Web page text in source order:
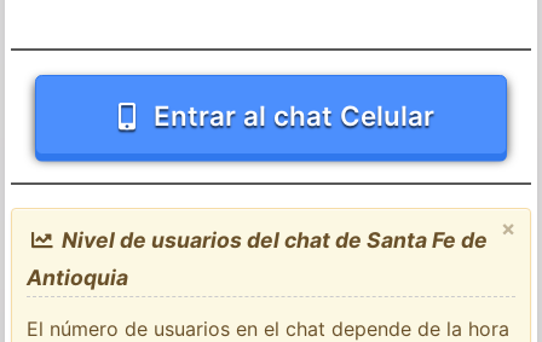
Entrar al chat Celular
×
Nivel de usuarios del chat de Santa Fe de
Antioquia
El número de usuarios en el chat depende de la hora